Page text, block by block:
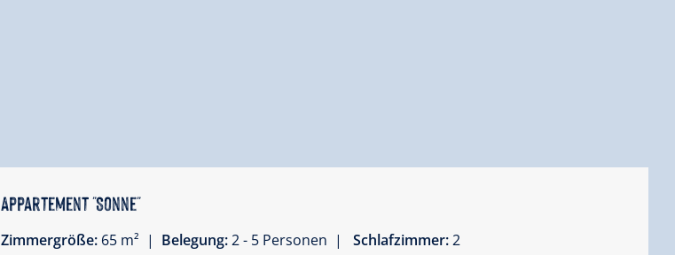
Appartement "Sonne"
Zimmergröße: 65 m² | Belegung:2 - 5 Personen | Schlafzimmer:2